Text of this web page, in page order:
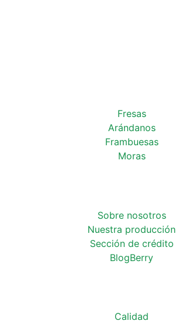
Fresas
Arándanos
Frambuesas
Moras
Sobre nosotros
Nuestra producción
Sección de crédito
BlogBerry
Calidad